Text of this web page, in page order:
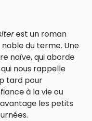
est un roman
du terme. Une
naïve, qui aborde
nous rappelle
tard pour
à la vie ou
les petits